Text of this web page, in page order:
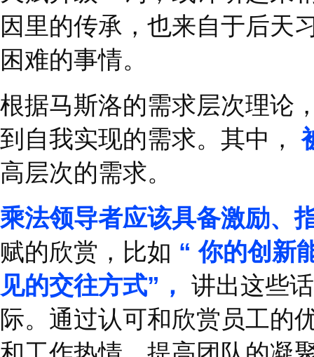
有时候，某些人因为先
的任务。比如说，一些
大的压力和困难，从而
常见。
股神巴菲特在一次采访
作，那么投资风险自然
专注于寻找具有长期增
力，让他成为一个出色